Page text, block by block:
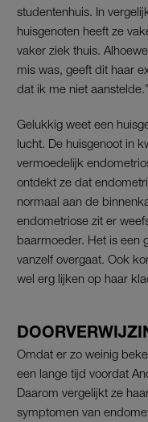
studentenhuis. In
huisgenoten heeft ze
vaker ziek thuis.
mis was, geeft dit haar
dat ik me niet aanstelde.”
Gelukkig weet een
lucht. De huisgenoot in
vermoedelijk
ontdekt ze dat
normaal aan de
endometriose zit er
baarmoeder. Het is een
vanzelf overgaat. Ook
wel erg lijken op haar
Omdat er zo weinig
een lange tijd voordat
Daarom vergelijkt ze
symptomen van